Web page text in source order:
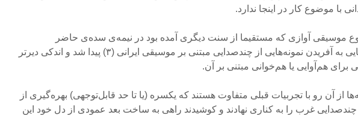
با موضوع کار در اینجا ندارد.
موسیقی آوازی که مستقیما از سنت دیگری آمده بود در نیمه‌ی سده‌ی حاضر
گرایش‌هایی به آفریدن نمونه‌هایی از چندصدایی مبتنی بر موسیقی ایرانی (۳) پیدا شد و اندکی دیرتر
برای هم‌آوایی یا هم‌خوانی مبتنی بر آن.
از آن رو با تجربیات قبلی متفاوت هستند که یکسره (یا تا حد قابل‌توجهی) بهره‌گیری از
چندصدایی غرب را به کناری نهادند و کوشیدند راهی به ساخت بعد عمودی از دل خود این